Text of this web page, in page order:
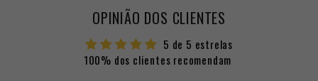
OPINIÃO DOS CLIENTES
5 de 5 estrelas
100% dos clientes recomendam